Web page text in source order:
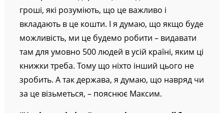
гроші, які розуміють, що це важливо і
вкладають в це кошти. І я думаю, що якщо буде
можливість, ми це будемо робити – видавати
там для умовно 500 людей в усій країні, яким ці
книжки треба. Тому що ніхто інший цього не
зробить. А так держава, я думаю, що навряд чи
за це візьметься, – пояснює Максим.